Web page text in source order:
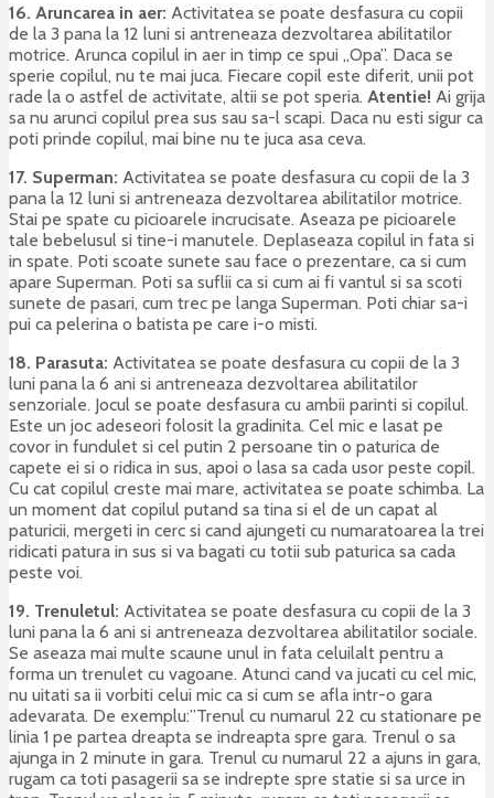
16. Aruncarea in aer: Activitatea se poate desfasura cu copii
de la 3 pana la 12 luni si antreneaza dezvoltarea abilitatilor
motrice. Arunca copilul in aer in timp ce spui „Opa”. Daca se
sperie copilul, nu te mai juca. Fiecare copil este diferit, unii pot
rade la o astfel de activitate, altii se pot speria. Atentie! Ai grija
sa nu arunci copilul prea sus sau sa-l scapi. Daca nu esti sigur ca
poti prinde copilul, mai bine nu te juca asa ceva.
17. Superman: Activitatea se poate desfasura cu copii de la 3
pana la 12 luni si antreneaza dezvoltarea abilitatilor motrice.
Stai pe spate cu picioarele incrucisate. Aseaza pe picioarele
tale bebelusul si tine-i manutele. Deplaseaza copilul in fata si
in spate. Poti scoate sunete sau face o prezentare, ca si cum
apare Superman. Poti sa suflii ca si cum ai fi vantul si sa scoti
sunete de pasari, cum trec pe langa Superman. Poti chiar sa-i
pui ca pelerina o batista pe care i-o misti.
18. Parasuta: Activitatea se poate desfasura cu copii de la 3
luni pana la 6 ani si antreneaza dezvoltarea abilitatilor
senzoriale. Jocul se poate desfasura cu ambii parinti si copilul.
Este un joc adeseori folosit la gradinita. Cel mic e lasat pe
covor in fundulet si cel putin 2 persoane tin o paturica de
capete ei si o ridica in sus, apoi o lasa sa cada usor peste copil.
Cu cat copilul creste mai mare, activitatea se poate schimba. La
un moment dat copilul putand sa tina si el de un capat al
paturicii, mergeti in cerc si cand ajungeti cu numaratoarea la trei
ridicati patura in sus si va bagati cu totii sub paturica sa cada
peste voi.
19. Trenuletul: Activitatea se poate desfasura cu copii de la 3
luni pana la 6 ani si antreneaza dezvoltarea abilitatilor sociale.
Se aseaza mai multe scaune unul in fata celuilalt pentru a
forma un trenulet cu vagoane. Atunci cand va jucati cu cel mic,
nu uitati sa ii vorbiti celui mic ca si cum se afla intr-o gara
adevarata. De exemplu:”Trenul cu numarul 22 cu stationare pe
linia 1 pe partea dreapta se indreapta spre gara. Trenul o sa
ajunga in 2 minute in gara. Trenul cu numarul 22 a ajuns in gara,
rugam ca toti pasagerii sa se indrepte spre statie si sa urce in